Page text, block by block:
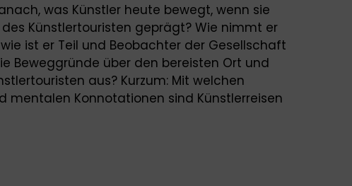
was Künstler heute bewegt, wenn sie
des Künstlertouristen geprägt? Wie nimmt er
ist er Teil und Beobachter der Gesellschaft
Beweggründe über den bereisten Ort und
aus? Kurzum: Mit welchen
mentalen Konnotationen sind Künstlerreisen